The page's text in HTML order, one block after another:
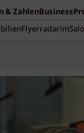
& ZahlenBusiness
Flyerradar